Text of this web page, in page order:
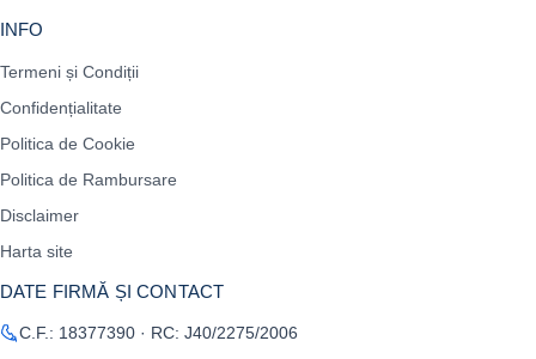
INFO
Termeni și Condiții
Confidențialitate
Politica de Cookie
Politica de Rambursare
Disclaimer
Harta site
DATE FIRMĂ ȘI CONTACT
C.F.: 18377390 · RC: J40/2275/2006